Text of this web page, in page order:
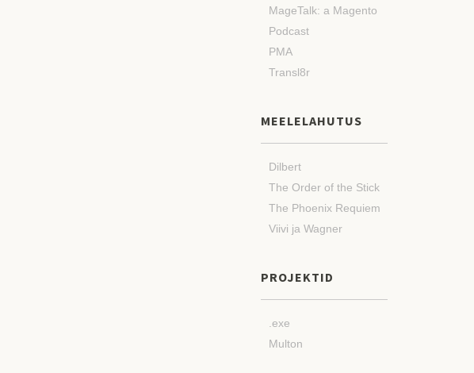
MageTalk: a Magento
Podcast
PMA
Transl8r
MEELELAHUTUS
Dilbert
The Order of the Stick
The Phoenix Requiem
Viivi ja Wagner
PROJEKTID
.exe
Multon